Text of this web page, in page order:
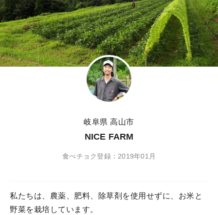
岐阜県 高山市
NICE FARM
食べチョク登録：2019年01月
私たちは、農薬、肥料、除草剤を使用せずに、お米と
野菜を栽培しています。